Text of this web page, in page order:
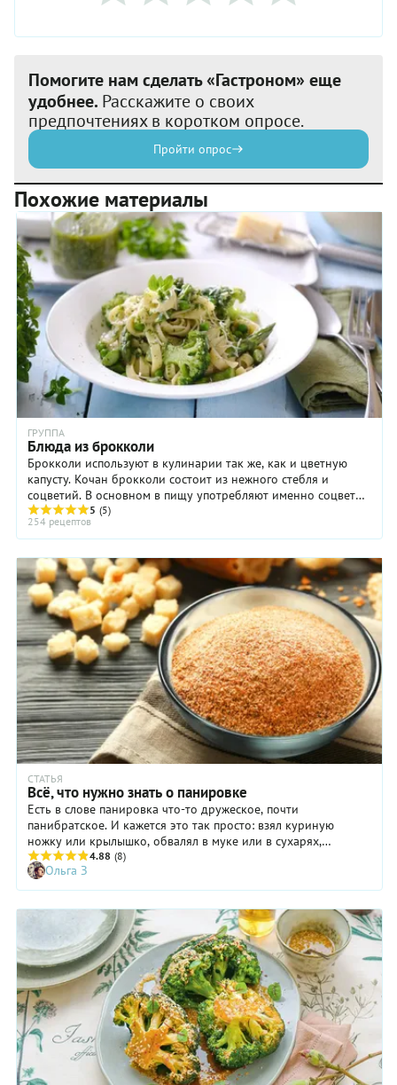
Помогите нам сделать «Гастроном» еще
удобнее. Расскажите о своих
предпочтениях в коротком опросе.
Пройти опрос
Похожие материалы
ГРУППА
Блюда из брокколи
Брокколи используют в кулинарии так же, как и цветную
капусту. Кочан брокколи состоит из нежного стебля и
соцветий. В основном в пищу употребляют именно соцветия,
хотя листья брокколи тоже съедобны.
5 (5)
254 рецептов
СТАТЬЯ
Всё, что нужно знать о панировке
Есть в слове панировка что-то дружеское, почти
панибратское. И кажется это так просто: взял куриную
ножку или крылышко, обвалял в муке или в сухарях,
обжарил до готовности, а потом сидишь, ешь и радуешься. А
вот и нет! В чём обвалять курицу – будем разбираться
подробно! И бонусом: сообщим подробности работы с
кляром.
4.88 (8)
Ольга З